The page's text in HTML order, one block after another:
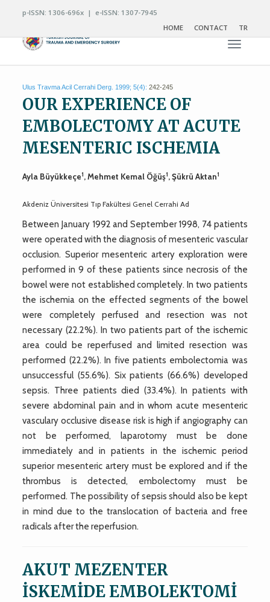
p-ISSN: 1306-696x | e-ISSN: 1307-7945
HOME
CONTACT TR
Toggle
Ulus Travma Acil Cerrahi Derg. 1999; 5(4): 242-245
OUR EXPERIENCE OF
EMBOLECTOMY AT ACUTE
MESENTERIC ISCHEMIA
Ayla Büyükkeçe1, Mehmet Kemal Öğüş1, Şükrü Aktan1
Akdeniz Üniversitesi Tıp Fakültesi Genel Cerrahi Ad
Between January 1992 and September 1998, 74 patients
were operated with the diagnosis of mesenteric vascular
occlusion. Superior mesenteric artery exploration were
performed in 9 of these patients since necrosis of the
bowel were not established completely. In two patients
the ischemia on the effected segments of the bowel
were completely perfused and resection was not
necessary (22.2%). In two patients part of the ischemic
area could be reperfused and limited resection was
performed (22.2%). In five patients embolectomia was
unsuccessful (55.6%). Six patients (66.6%) developed
sepsis. Three patients died (33.4%). In patients with
severe abdominal pain and in whom acute mesenteric
vasculary occlusive disease risk is high if angiography can
not be performed, laparotomy must be done
immediately and in patients in the ischemic period
superior mesenteric artery must be explored and if the
thrombus is detected, embolectomy must be
performed. The possibility of sepsis should also be kept
in mind due to the translocation of bacteria and free
radicals after the reperfusion.
AKUT MEZENTER
İSKEMİDE EMBOLEKTOMİ